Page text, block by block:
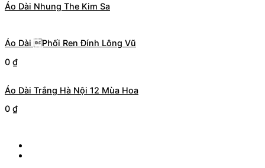
Áo Dài Nhung The Kim Sa
Áo Dài Phối Ren Đính Lông Vũ
0 ₫
Áo Dài Trắng Hà Nội 12 Mùa Hoa
0 ₫